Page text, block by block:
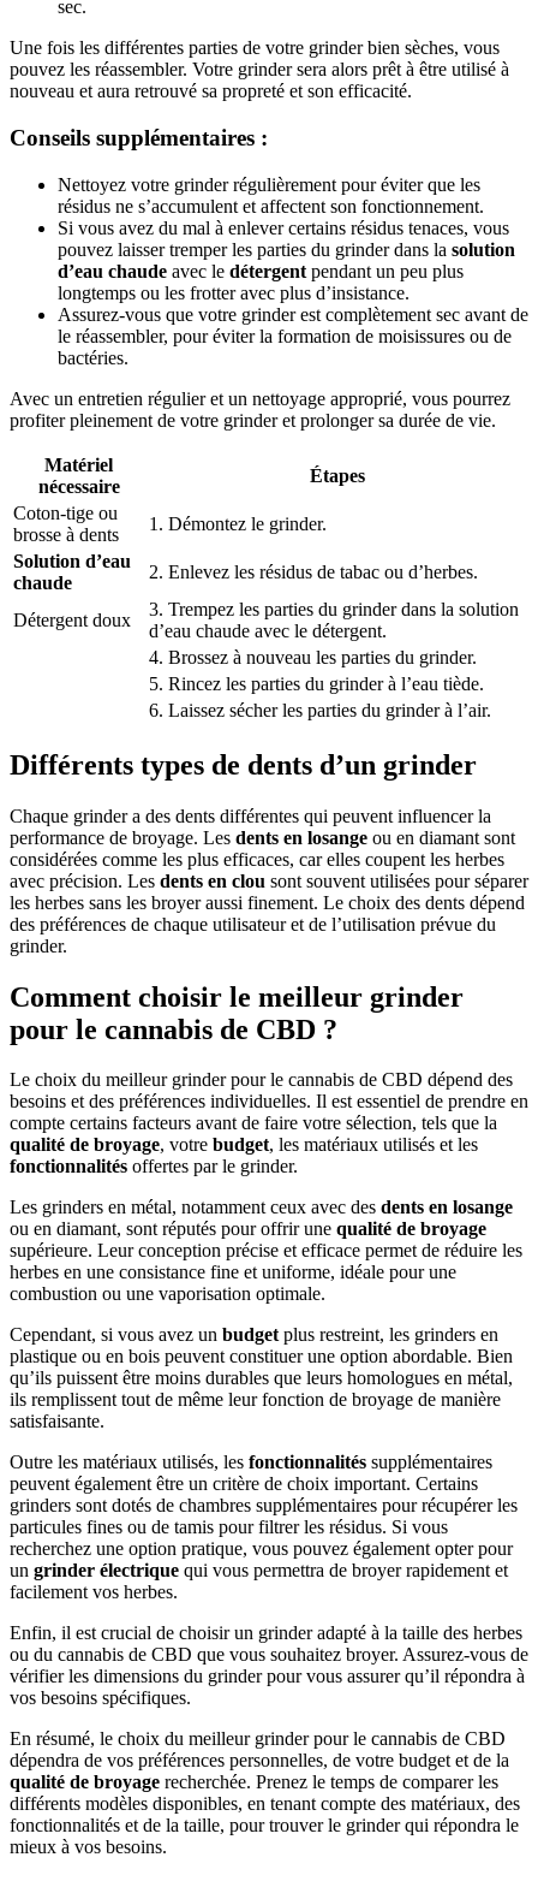
sec.
Une fois les différentes parties de votre grinder bien sèches, vous
pouvez les réassembler. Votre grinder sera alors prêt à être utilisé à
nouveau et aura retrouvé sa propreté et son efficacité.
Conseils supplémentaires :
Nettoyez votre grinder régulièrement pour éviter que les
résidus ne s’accumulent et affectent son fonctionnement.
Si vous avez du mal à enlever certains résidus tenaces, vous
pouvez laisser tremper les parties du grinder dans la solution
d’eau chaude avec le détergent pendant un peu plus
longtemps ou les frotter avec plus d’insistance.
Assurez-vous que votre grinder est complètement sec avant de
le réassembler, pour éviter la formation de moisissures ou de
bactéries.
Avec un entretien régulier et un nettoyage approprié, vous pourrez
profiter pleinement de votre grinder et prolonger sa durée de vie.
Matériel
nécessaire
Étapes
Coton-tige ou
brosse à dents
1. Démontez le grinder.
Solution d’eau
chaude
2. Enlevez les résidus de tabac ou d’herbes.
Détergent doux
3. Trempez les parties du grinder dans la solution
d’eau chaude avec le détergent.
4. Brossez à nouveau les parties du grinder.
5. Rincez les parties du grinder à l’eau tiède.
6. Laissez sécher les parties du grinder à l’air.
Différents types de dents d’un grinder
Chaque grinder a des dents différentes qui peuvent influencer la
performance de broyage. Les dents en losange ou en diamant sont
considérées comme les plus efficaces, car elles coupent les herbes
avec précision. Les dents en clou sont souvent utilisées pour séparer
les herbes sans les broyer aussi finement. Le choix des dents dépend
des préférences de chaque utilisateur et de l’utilisation prévue du
grinder.
Comment choisir le meilleur grinder
pour le cannabis de CBD ?
Le choix du meilleur grinder pour le cannabis de CBD dépend des
besoins et des préférences individuelles. Il est essentiel de prendre en
compte certains facteurs avant de faire votre sélection, tels que la
qualité de broyage, votre budget, les matériaux utilisés et les
fonctionnalités offertes par le grinder.
Les grinders en métal, notamment ceux avec des dents en losange
ou en diamant, sont réputés pour offrir une qualité de broyage
supérieure. Leur conception précise et efficace permet de réduire les
herbes en une consistance fine et uniforme, idéale pour une
combustion ou une vaporisation optimale.
Cependant, si vous avez un budgetplus restreint, les grinders en
plastique ou en bois peuvent constituer une option abordable. Bien
qu’ils puissent être moins durables que leurs homologues en métal,
ils remplissent tout de même leur fonction de broyage de manière
satisfaisante.
Outre les matériaux utilisés, les fonctionnalités supplémentaires
peuvent également être un critère de choix important. Certains
grinders sont dotés de chambres supplémentaires pour récupérer les
particules fines ou de tamis pour filtrer les résidus. Si vous
recherchez une option pratique, vous pouvez également opter pour
un grinder électrique qui vous permettra de broyer rapidement et
facilement vos herbes.
Enfin, il est crucial de choisir un grinder adapté à la taille des herbes
ou du cannabis de CBD que vous souhaitez broyer. Assurez-vous de
vérifier les dimensions du grinder pour vous assurer qu’il répondra à
vos besoins spécifiques.
En résumé, le choix du meilleur grinder pour le cannabis de CBD
dépendra de vos préférences personnelles, de votre budget et de la
qualité de broyage recherchée. Prenez le temps de comparer les
différents modèles disponibles, en tenant compte des matériaux, des
fonctionnalités et de la taille, pour trouver le grinder qui répondra le
mieux à vos besoins.